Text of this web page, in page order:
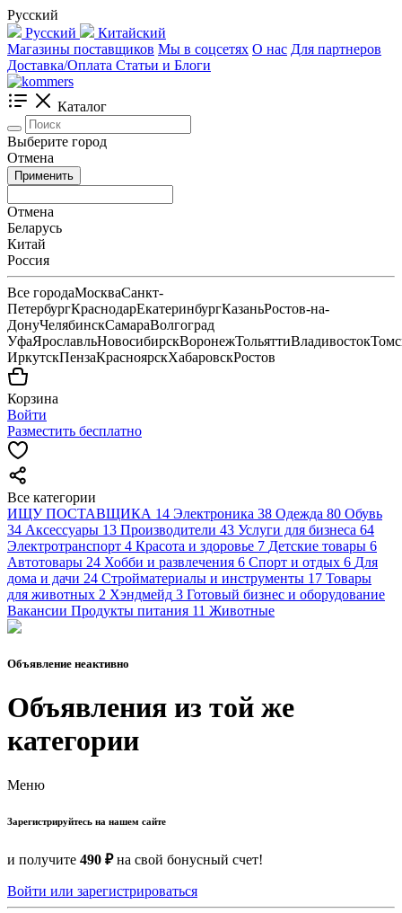
Русский
Русский
Китайский
Магазины поставщиков Мы в соцсетях О нас Для партнеров
Доставка/Оплата Статьи и Блоги
Каталог
Выберите город
Отмена
Применить
Отмена
Беларусь
Китай
Россия
Все городаМоскваСанкт-
ПетербургКраснодарЕкатеринбургКазаньРостов-на-
ДонуЧелябинскСамараВолгоград
УфаЯрославльНовосибирскВоронежТольяттиВладивосток
ИркутскПензаКрасноярскХабаровскРостов
Корзина
Войти
Разместить бесплатно
Все категории
ИЩУ ПОСТАВЩИКА 14 Электроника 38 Одежда 80 Обувь
34 Аксессуары 13 Производители 43 Услуги для бизнеса 64
Электротранспорт 4 Красота и здоровье 7 Детские товары 6
Автотовары 24 Хобби и развлечения 6 Спорт и отдых 6 Для
дома и дачи 24 Стройматериалы и инструменты 17 Товары
для животных 2 Хэндмейд 3 Готовый бизнес и оборудование
Вакансии Продукты питания 11 Животные
Объявление неактивно
Объявления из той же
категории
Меню
Зарегистрируйтесь на нашем сайте
и получите 490 ₽на свой бонусный счет!
Войти или зарегистрироваться